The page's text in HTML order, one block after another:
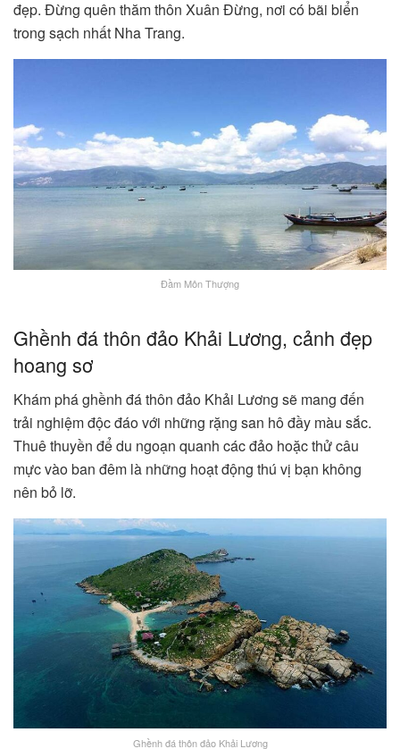
đẹp. Đừng quên thăm thôn Xuân Đừng, nơi có bãi biển
trong sạch nhất Nha Trang.
Đầm Môn Thượng
Ghềnh đá thôn đảo Khải Lương, cảnh đẹp
hoang sơ
Khám phá ghềnh đá thôn đảo Khải Lương sẽ mang đến
trải nghiệm độc đáo với những rặng san hô đầy màu sắc.
Thuê thuyền để du ngoạn quanh các đảo hoặc thử câu
mực vào ban đêm là những hoạt động thú vị bạn không
nên bỏ lỡ.
Ghềnh đá thôn đảo Khải Lương